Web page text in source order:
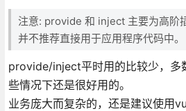
注意: provide 和 inject 主要为高阶
并不推荐直接用于应用程序代码中。
provide/inject平时用的比较少，多
些情况下还是很好用的。
业务庞大而复杂的，还是建议使用